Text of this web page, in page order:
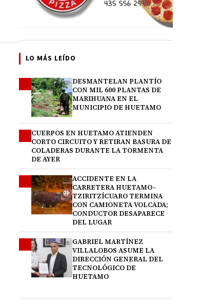
LO MÁS LEÍDO
DESMANTELAN PLANTÍO
CON MIL 600 PLANTAS DE
MARIHUANA EN EL
MUNICIPIO DE HUETAMO
CUERPOS EN HUETAMO ATIENDEN
CORTO CIRCUITO Y RETIRAN BASURA DE
COLADERAS DURANTE LA TORMENTA
DE AYER
ACCIDENTE EN LA
CARRETERA HUETAMO–
TZIRITZÍCUARO TERMINA
CON CAMIONETA VOLCADA;
CONDUCTOR DESAPARECE
DEL LUGAR
GABRIEL MARTÍNEZ
VILLALOBOS ASUME LA
DIRECCIÓN GENERAL DEL
TECNOLÓGICO DE
HUETAMO